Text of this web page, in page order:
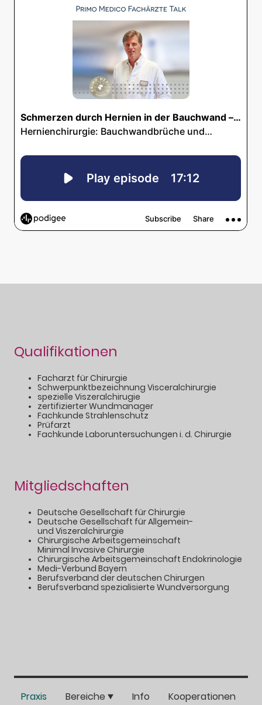
Qualifikationen
Facharzt für Chirurgie
Schwerpunktbezeichnung Visceralchirurgie
spezielle Viszeralchirugie
zertifizierter Wundmanager
Fachkunde Strahlenschutz
Prüfarzt
Fachkunde Laboruntersuchungen i. d. Chirurgie
Mitgliedschaften
Deutsche Gesellschaft für Chirurgie
Deutsche Gesellschaft für Allgemein-
und Viszeralchirurgie
Chirurgische Arbeitsgemeinschaft
Minimal Invasive Chirurgie
Chirurgische Arbeitsgemeinschaft Endokrinologie
Medi-Verbund Bayern
Berufsverband der deutschen Chirurgen
Berufsverband spezialisierte Wundversorgung
Praxis Bereiche Info Kooperationen